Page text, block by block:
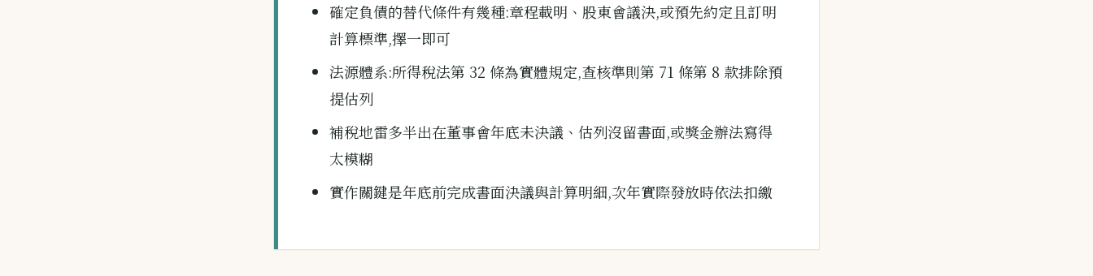
確定負債的替代條件有幾種:章程載明、股東會議決,或預先約定且訂明
計算標準,擇一即可
法源體系:所得稅法第 32 條為實體規定,查核準則第 71 條第 8 款排除預
提估列
補稅地雷多半出在董事會年底未決議、估列沒留書面,或獎金辦法寫得
太模糊
實作關鍵是年底前完成書面決議與計算明細,次年實際發放時依法扣繳